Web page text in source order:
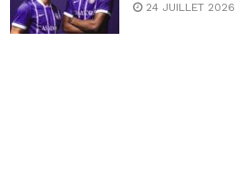
24 JUILLET 2026